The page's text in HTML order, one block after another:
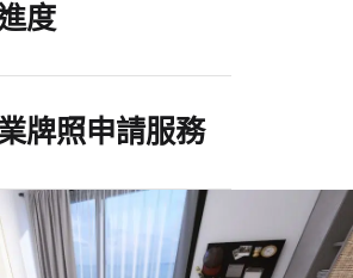
度
牌照申請服務